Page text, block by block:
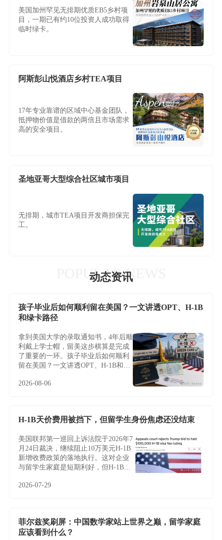
美国加州罕见无排期优质EB5乡村项
目，一期已有约10位投资人成功取得
临时绿卡。
阿斯彭山悦酒店乡村TEA项目
17年专业靠谱的区域中心基金团队，
抵押物价值是借款的两倍且市场需求
高的安全项目。
圣地亚哥大型综合社区城市项目
无排期，城市TEA项目开发商担保完
工。
POPULAR NEWS
动态资讯
孩子毕业后如何顺利留在美国？一文讲透OPT、H-1B
和绿卡路径
拿到美国大学的录取通知书，4年后顺
利戴上学士帽，留美这步棋算是完成
了重要的一环。孩子毕业后如何顺利
留在美国？一文讲透OPT、H-1B和绿
2026-08-06
H-1B天价费用被挡下，但留学生身份焦虑还没结束
美国联邦第一巡回上诉法院于2026年7
月24日裁决，继续阻止10万美元H-1B
新增收费政策的落地执行。这对企业
与留学生家庭是短期利好，但H-1B制
加权抽签、雇主绑定与临时身份——
2026-07-29
菲尔兹奖刷屏：中国数学家站上世界之巅，留学家庭
应该看到什么？